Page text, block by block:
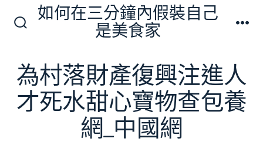
切
換
開
關
如何在三分鐘內假裝自己
是美食家
為村落財產復興注進人
才死水甜心寶物查包養
網_中國網